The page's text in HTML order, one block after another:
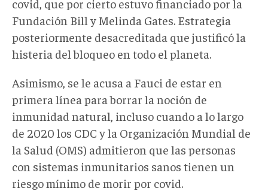
covid, que por cierto estuvo financiado por la
Fundación Bill y Melinda Gates. Estrategia
posteriormente desacreditada que justificó la
histeria del bloqueo en todo el planeta.
Asimismo, se le acusa a Fauci de estar en
primera línea para borrar la noción de
inmunidad natural, incluso cuando a lo largo
de 2020 los CDC y la Organización Mundial de
la Salud (OMS) admitieron que las personas
con sistemas inmunitarios sanos tienen un
riesgo mínimo de morir por covid.